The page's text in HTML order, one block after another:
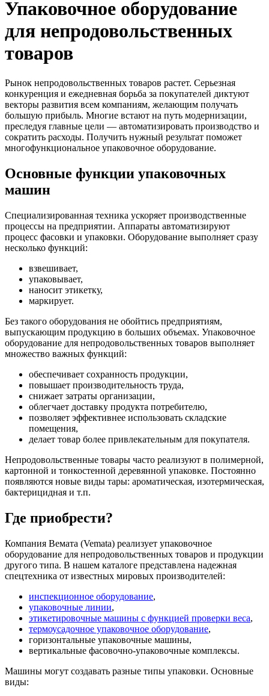
Упаковочное оборудование
для непродовольственных
товаров
Рынок непродовольственных товаров растет. Серьезная
конкуренция и ежедневная борьба за покупателей диктуют
векторы развития всем компаниям, желающим получать
большую прибыль. Многие встают на путь модернизации,
преследуя главные цели — автоматизировать производство и
сократить расходы. Получить нужный результат поможет
многофункциональное упаковочное оборудование.
Основные функции упаковочных
машин
Специализированная техника ускоряет производственные
процессы на предприятии. Аппараты автоматизируют
процесс фасовки и упаковки. Оборудование выполняет сразу
несколько функций:
взвешивает,
упаковывает,
наносит этикетку,
маркирует.
Без такого оборудования не обойтись предприятиям,
выпускающим продукцию в больших объемах. Упаковочное
оборудование для непродовольственных товаров выполняет
множество важных функций:
обеспечивает сохранность продукции,
повышает производительность труда,
снижает затраты организации,
облегчает доставку продукта потребителю,
позволяет эффективнее использовать складские
помещения,
делает товар более привлекательным для покупателя.
Непродовольственные товары часто реализуют в полимерной,
картонной и тонкостенной деревянной упаковке. Постоянно
появляются новые виды тары: ароматическая, изотермическая,
бактерицидная и т.п.
Где приобрести?
Компания Вемата (Vemata) реализует упаковочное
оборудование для непродовольственных товаров и продукции
другого типа. В нашем каталоге представлена надежная
спецтехника от известных мировых производителей:
инспекционное оборудование,
упаковочные линии,
этикетировочные машины с функцией проверки веса,
термоусадочное упаковочное оборудование,
горизонтальные упаковочные машины,
вертикальные фасовочно-упаковочные комплексы.
Машины могут создавать разные типы упаковки. Основные
виды: